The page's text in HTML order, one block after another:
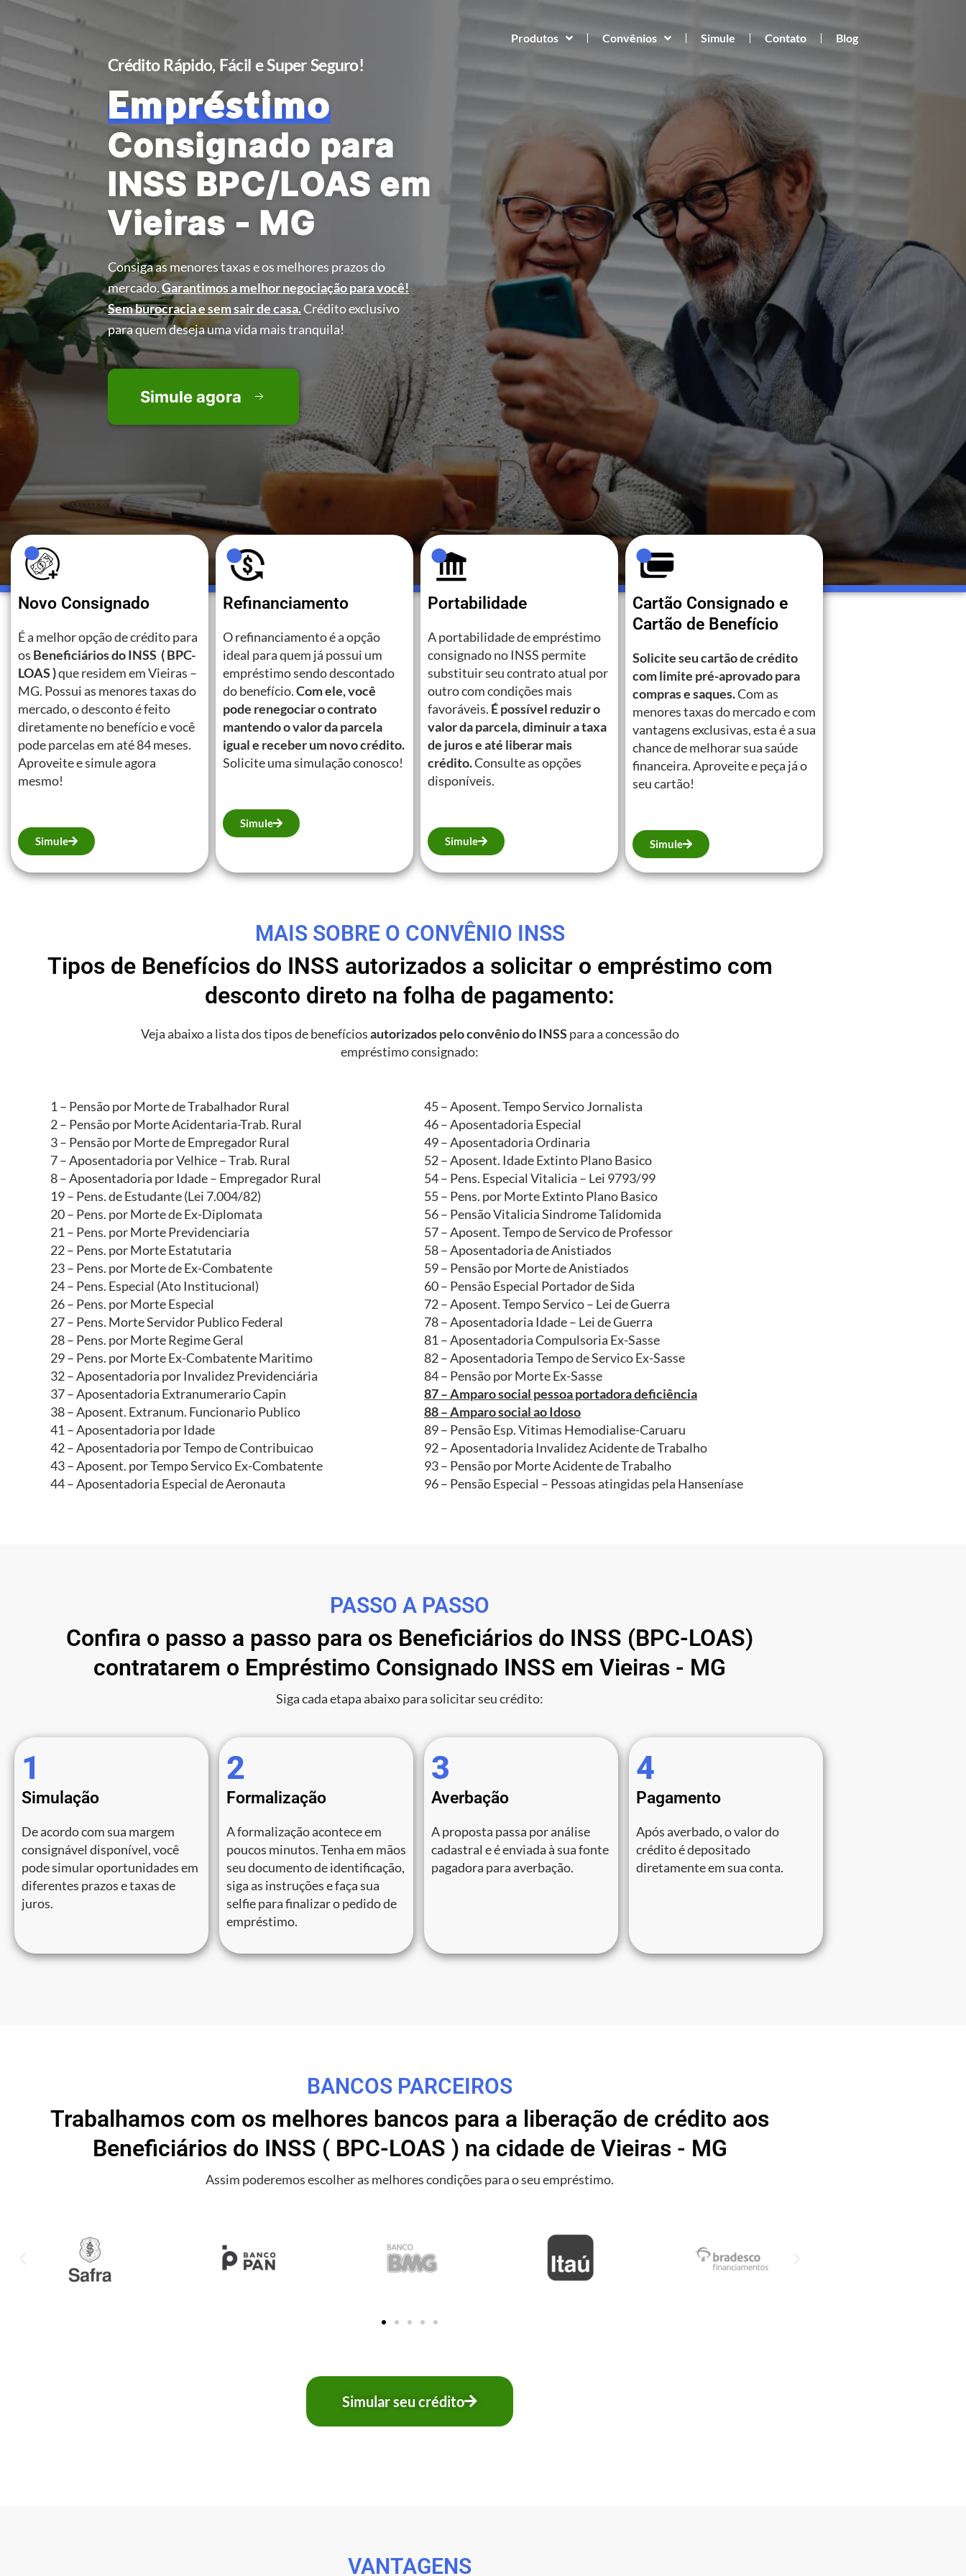
Produtos Convênios Simule Contato Blog
Crédito Rápido, Fácil e Super Seguro!
Empréstimo
Consignado para
INSS BPC/LOAS em
Vieiras - MG
Consiga as menores taxas e os melhores prazos do
mercado.Garantimos a melhor negociação para você!
Sem burocracia e sem sair de casa.Crédito exclusivo
para quem deseja uma vida mais tranquila!
Simule agora
Novo Consignado
É a melhor opção de crédito para
os Beneficiários do INSS ( BPC-
LOAS )que residem em Vieiras –
MG. Possui as menores taxas do
mercado, o desconto é feito
diretamente no benefício e você
pode parcelas em até 84 meses.
Aproveite e simule agora
mesmo!
Simule
Refinanciamento
O refinanciamento é a opção
ideal para quem já possui um
empréstimo sendo descontado
do benefício.Com ele, você
pode renegociar o contrato
mantendo o valor da parcela
igual e receber um novo crédito.
Solicite uma simulação conosco!
Simule
Portabilidade
A portabilidade de empréstimo
consignado no INSS permite
substituir seu contrato atual por
outro com condições mais
favoráveis. É possível reduzir o
valor da parcela, diminuir a taxa
de juros e até liberar mais
crédito.Consulte as opções
disponíveis.
Simule
Cartão Consignado e
Cartão de Benefício
Solicite seu cartão de crédito
com limite pré-aprovado para
compras e saques.Com as
menores taxas do mercado e com
vantagens exclusivas, esta é a sua
chance de melhorar sua saúde
financeira. Aproveite e peça já o
seu cartão!
Simule
MAIS SOBRE O CONVÊNIO INSS
Tipos de Benefícios do INSS autorizados a solicitar o empréstimo com
desconto direto na folha de pagamento:
Veja abaixo a lista dos tipos de benefíciosautorizados pelo convênio do INSS para a concessão do
empréstimo consignado:
1 – Pensão por Morte de Trabalhador Rural
2 – Pensão por Morte Acidentaria-Trab. Rural
3 – Pensão por Morte de Empregador Rural
7 – Aposentadoria por Velhice – Trab. Rural
8 – Aposentadoria por Idade – Empregador Rural
19 – Pens. de Estudante (Lei 7.004/82)
20 – Pens. por Morte de Ex-Diplomata
21 – Pens. por Morte Previdenciaria
22 – Pens. por Morte Estatutaria
23 – Pens. por Morte de Ex-Combatente
24 – Pens. Especial (Ato Institucional)
26 – Pens. por Morte Especial
27 – Pens. Morte Servidor Publico Federal
28 – Pens. por Morte Regime Geral
29 – Pens. por Morte Ex-Combatente Maritimo
32 – Aposentadoria por Invalidez Previdenciária
37 – Aposentadoria Extranumerario Capin
38 – Aposent. Extranum. Funcionario Publico
41 – Aposentadoria por Idade
42 – Aposentadoria por Tempo de Contribuicao
43 – Aposent. por Tempo Servico Ex-Combatente
44 – Aposentadoria Especial de Aeronauta
45 – Aposent. Tempo Servico Jornalista
46 – Aposentadoria Especial
49 – Aposentadoria Ordinaria
52 – Aposent. Idade Extinto Plano Basico
54 – Pens. Especial Vitalicia – Lei 9793/99
55 – Pens. por Morte Extinto Plano Basico
56 – Pensão Vitalicia Sindrome Talidomida
57 – Aposent. Tempo de Servico de Professor
58 – Aposentadoria de Anistiados
59 – Pensão por Morte de Anistiados
60 – Pensão Especial Portador de Sida
72 – Aposent. Tempo Servico – Lei de Guerra
78 – Aposentadoria Idade – Lei de Guerra
81 – Aposentadoria Compulsoria Ex-Sasse
82 – Aposentadoria Tempo de Servico Ex-Sasse
84 – Pensão por Morte Ex-Sasse
87 – Amparo social pessoa portadora deficiência
88 – Amparo social ao Idoso
89 – Pensão Esp. Vitimas Hemodialise-Caruaru
92 – Aposentadoria Invalidez Acidente de Trabalho
93 – Pensão por Morte Acidente de Trabalho
96 – Pensão Especial – Pessoas atingidas pela Hanseníase
PASSO A PASSO
Confira o passo a passo para os Beneficiários do INSS (BPC-LOAS)
contratarem o Empréstimo Consignado INSS em Vieiras - MG
Siga cada etapa abaixo para solicitar seu crédito:
1
Simulação
De acordo com sua margem
consignável disponível, você
pode simular oportunidades em
diferentes prazos e taxas de
juros.
2
Formalização
A formalização acontece em
poucos minutos. Tenha em mãos
seu documento de identificação,
siga as instruções e faça sua
selfie para finalizar o pedido de
empréstimo.
3
Averbação
A proposta passa por análise
cadastral e é enviada à sua fonte
pagadora para averbação.
4
Pagamento
Após averbado, o valor do
crédito é depositado
diretamente em sua conta.
BANCOS PARCEIROS
Trabalhamos com os melhores bancos para a liberação de crédito aos
Beneficiários do INSS ( BPC-LOAS ) na cidade de Vieiras - MG
Assim poderemos escolher as melhores condições para o seu empréstimo.
Simular seu crédito
VANTAGENS